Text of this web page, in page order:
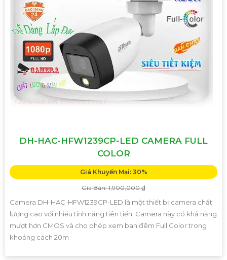
DH-HAC-HFW1239CP-LED CAMERA FULL
COLOR
Giá Khuyến Mại: 30%
Giá Bán: 1,900,000 ₫
Camera DH-HAC-HFW1239CP-LED là một thiết bị camera chất
lượng cao với nhiều tính năng tiên tiến. Camera này có khả năng
mượt hơn CMOS và cho phép xem ban đêm Full Color trong
khoảng cách 20m